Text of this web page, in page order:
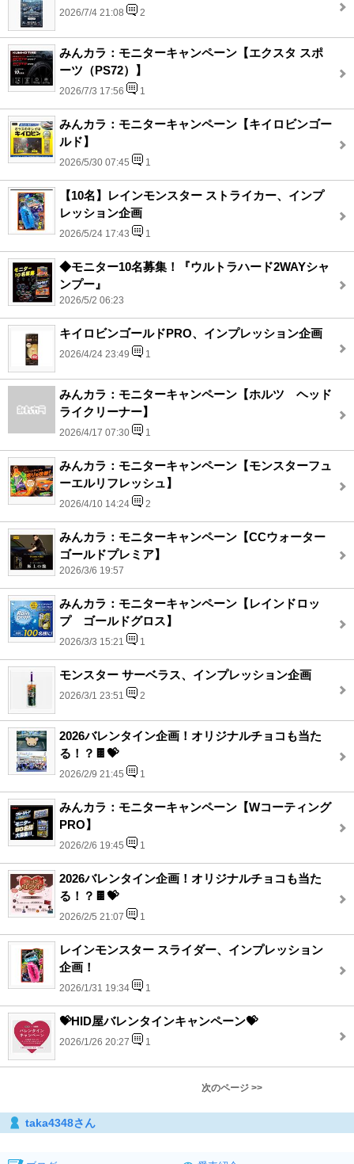
2026/7/4 21:08 2
みんカラ：モニターキャンペーン【エクスタ スポ
ーツ（PS72）】
2026/7/3 17:56 1
みんカラ：モニターキャンペーン【キイロビンゴー
ルド】
2026/5/30 07:45 1
【10名】レインモンスター ストライカー、インプ
レッション企画
2026/5/24 17:43 1
◆モニター10名募集！『ウルトラハード2WAYシャ
ンプー』
2026/5/2 06:23
キイロビンゴールドPRO、インプレッション企画
2026/4/24 23:49 1
みんカラ：モニターキャンペーン【ホルツ ヘッド
ライクリーナー】
2026/4/17 07:30 1
みんカラ：モニターキャンペーン【モンスターフュ
ーエルリフレッシュ】
2026/4/10 14:24 2
みんカラ：モニターキャンペーン【CCウォーター
ゴールドプレミア】
2026/3/6 19:57
みんカラ：モニターキャンペーン【レインドロッ
プ ゴールドグロス】
2026/3/3 15:21 1
モンスター サーベラス、インプレッション企画
2026/3/1 23:51 2
2026バレンタイン企画！オリジナルチョコも当た
る！？🍫💝
2026/2/9 21:45 1
みんカラ：モニターキャンペーン【Wコーティング
PRO】
2026/2/6 19:45 1
2026バレンタイン企画！オリジナルチョコも当た
る！？🍫💝
2026/2/5 21:07 1
レインモンスター スライダー、インプレッション
企画！
2026/1/31 19:34 1
💝HID屋バレンタインキャンペーン💝
2026/1/26 20:27 1
次のページ >>
taka4348さん